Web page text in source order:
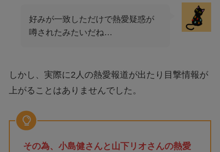
好みが一致しただけで熱愛疑惑が
噂されたみたいだね…
しかし、実際に2人の熱愛報道が出たり目撃情報が
上がることはありませんでした。
その為、小島健さんと山下リオさんの熱愛